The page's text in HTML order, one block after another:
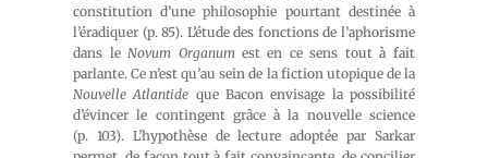
constitution d’une philosophie pourtant destinée à
l’éradiquer (p. 85). L’étude des fonctions de l’aphorisme
dans leNovum Organumest en ce sens tout à fait
parlante. Ce n’est qu’au sein de la fiction utopique de la
Nouvelle Atlantide que Bacon envisage la possibilité
d’évincer le contingent grâce à la nouvelle science
(p. 103). L’hypothèse de lecture adoptée par Sarkar